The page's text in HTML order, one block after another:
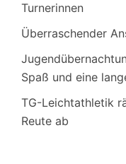
Turnerinnen
Überraschender
Spaß und eine
TG-Leichtathletik
Reute ab